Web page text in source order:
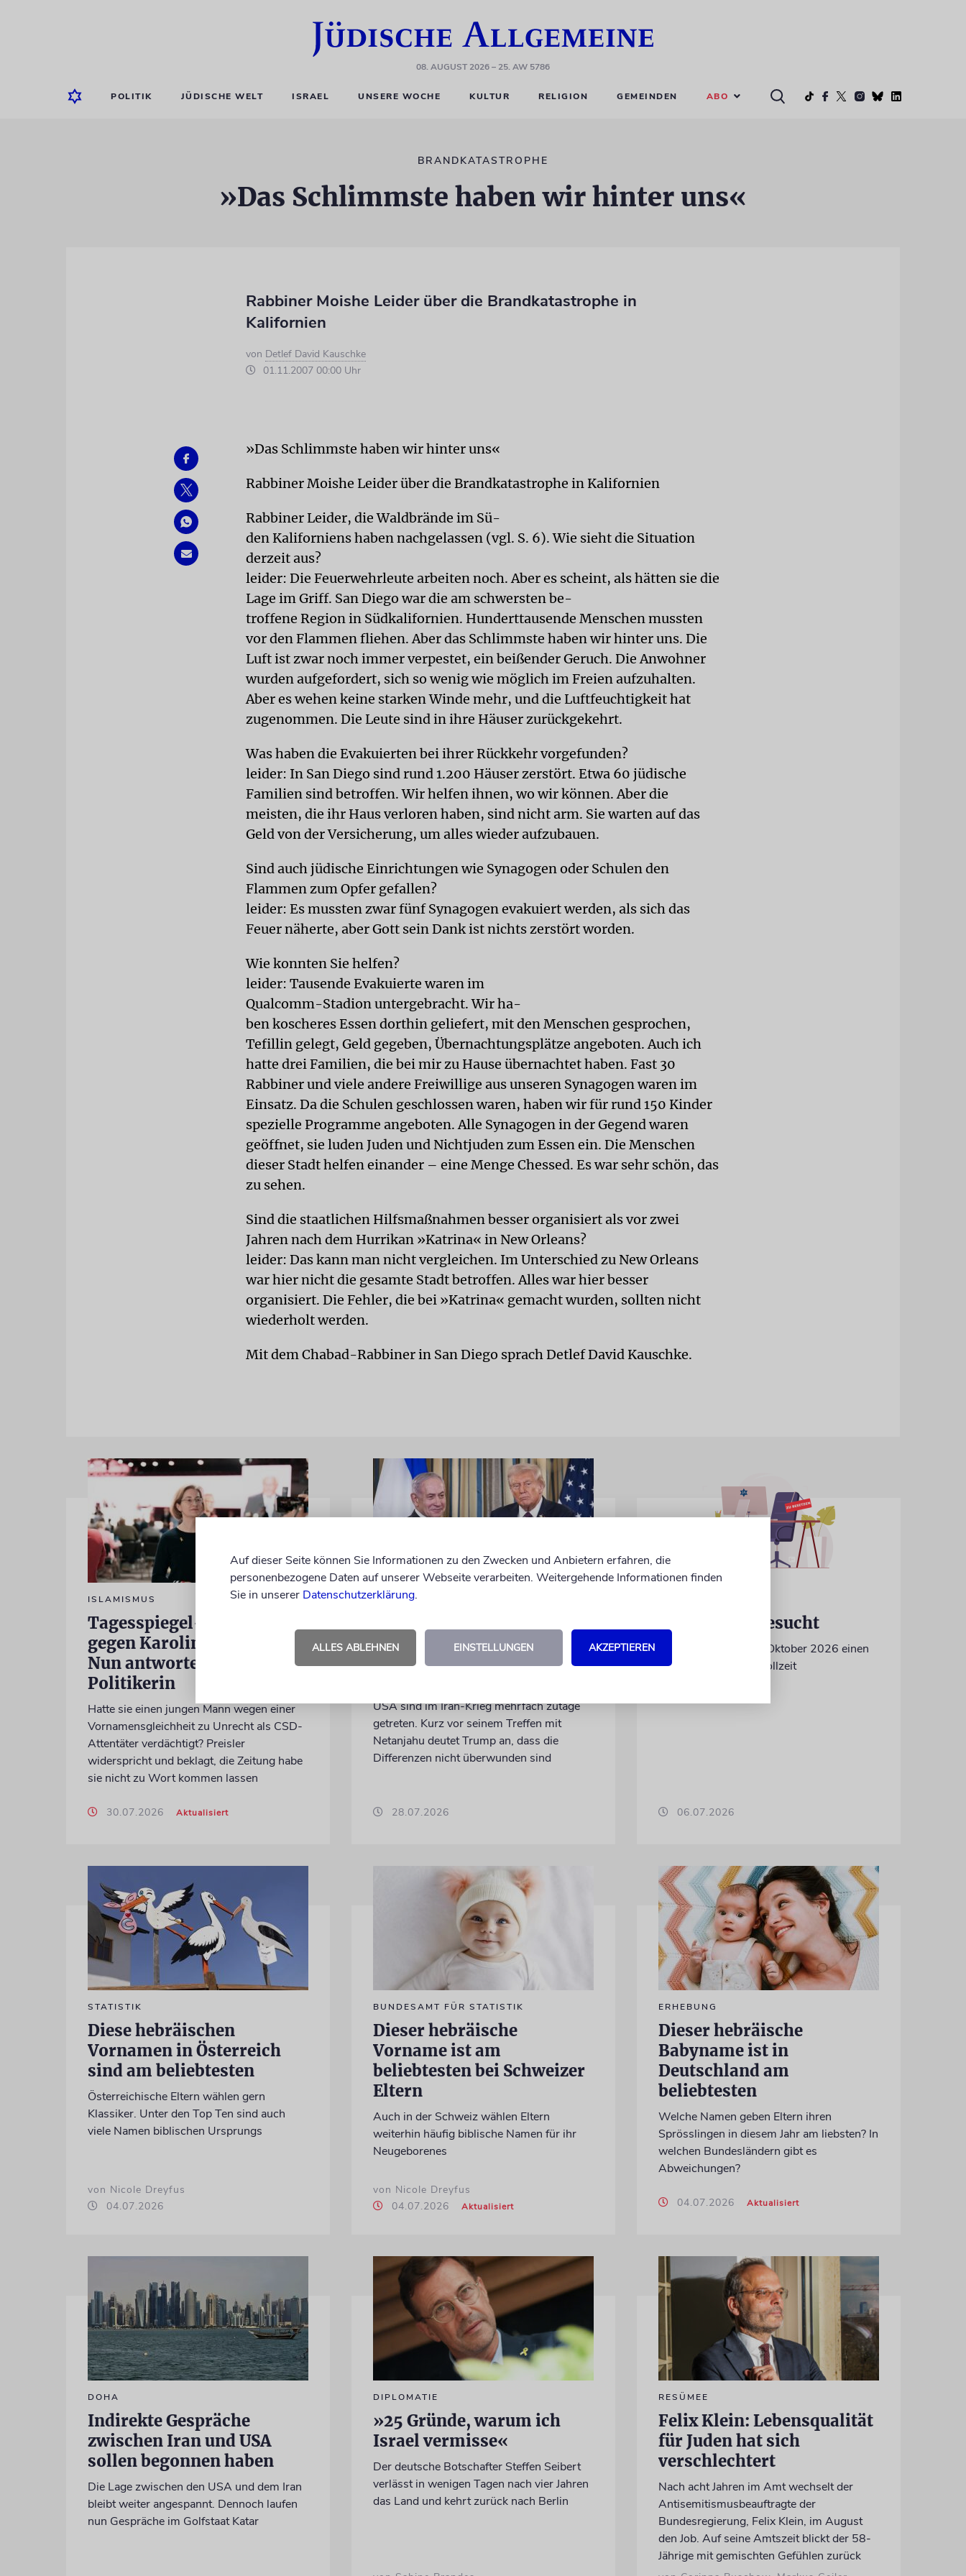
08. AUGUST 2026– 25. AW 5786
POLITIK JÜDISCHE WELT ISRAEL UNSERE WOCHE KULTUR RELIGION GEMEINDEN ABO
BRANDKATASTROPHE
»Das Schlimmste haben wir hinter uns«
Rabbiner Moishe Leider über die Brandkatastrophe in
Kalifornien
von Detlef David Kauschke
01.11.2007 00:00 Uhr
»Das Schlimmste haben wir hinter uns«
Rabbiner Moishe Leider über die Brandkatastrophe in Kalifornien
Rabbiner Leider, die Waldbrände im Sü-
den Kaliforniens haben nachgelassen (vgl. S. 6). Wie sieht die Situation
derzeit aus?
leider: Die Feuerwehrleute arbeiten noch. Aber es scheint, als hätten sie die
Lage im Griff. San Diego war die am schwersten be-
troffene Region in Südkalifornien. Hunderttausende Menschen mussten
vor den Flammen fliehen. Aber das Schlimmste haben wir hinter uns. Die
Luft ist zwar noch immer verpestet, ein beißender Geruch. Die Anwohner
wurden aufgefordert, sich so wenig wie möglich im Freien aufzuhalten.
Aber es wehen keine starken Winde mehr, und die Luftfeuchtigkeit hat
zugenommen. Die Leute sind in ihre Häuser zurückgekehrt.
Was haben die Evakuierten bei ihrer Rückkehr vorgefunden?
leider: In San Diego sind rund 1.200 Häuser zerstört. Etwa 60 jüdische
Familien sind betroffen. Wir helfen ihnen, wo wir können. Aber die
meisten, die ihr Haus verloren haben, sind nicht arm. Sie warten auf das
Geld von der Versicherung, um alles wieder aufzubauen.
Sind auch jüdische Einrichtungen wie Synagogen oder Schulen den
Flammen zum Opfer gefallen?
leider: Es mussten zwar fünf Synagogen evakuiert werden, als sich das
Feuer näherte, aber Gott sein Dank ist nichts zerstört worden.
Wie konnten Sie helfen?
leider: Tausende Evakuierte waren im
Qualcomm-Stadion untergebracht. Wir ha-
ben koscheres Essen dorthin geliefert, mit den Menschen gesprochen,
Tefillin gelegt, Geld gegeben, Übernachtungsplätze angeboten. Auch ich
hatte drei Familien, die bei mir zu Hause übernachtet haben. Fast 30
Rabbiner und viele andere Freiwillige aus unseren Synagogen waren im
Einsatz. Da die Schulen geschlossen waren, haben wir für rund 150 Kinder
spezielle Programme angeboten. Alle Synagogen in der Gegend waren
geöffnet, sie luden Juden und Nichtjuden zum Essen ein. Die Menschen
dieser Stadt helfen einander – eine Menge Chessed. Es war sehr schön, das
zu sehen.
Sind die staatlichen Hilfsmaßnahmen besser organisiert als vor zwei
Jahren nach dem Hurrikan »Katrina« in New Orleans?
leider: Das kann man nicht vergleichen. Im Unterschied zu New Orleans
war hier nicht die gesamte Stadt betroffen. Alles war hier besser
organisiert. Die Fehler, die bei »Katrina« gemacht wurden, sollten nicht
wiederholt werden.
Mit dem Chabad-Rabbiner in San Diego sprach Detlef David Kauschke.
ISLAMISMUS
Tagesspiegel-Vorwürfe
gegen Karoline Preisler:
Nun antwortet die FDP-
Politikerin
Hatte sie einen jungen Mann wegen einer
Vornamensgleichheit zu Unrecht als CSD-
Attentäter verdächtigt? Preisler
widerspricht und beklagt, die Zeitung habe
sie nicht zu Wort kommen lassen
30.07.2026 Aktualisiert
WASHINGTON D.C.
dass USA im Iran involviert
bleiben
USA sind im Iran-Krieg mehrfach zutage
getreten. Kurz vor seinem Treffen mit
Netanjahu deutet Trump an, dass die
Differenzen nicht überwunden sind
28.07.2026
Volontär/in gesucht
Wir suchen zum 15. Oktober 2026 einen
Volontär (m/w/d) in Vollzeit
06.07.2026
STATISTIK
Diese hebräischen
Vornamen in Österreich
sind am beliebtesten
Österreichische Eltern wählen gern
Klassiker. Unter den Top Ten sind auch
viele Namen biblischen Ursprungs
von Nicole Dreyfus
04.07.2026
BUNDESAMT FÜR STATISTIK
Dieser hebräische
Vorname ist am
beliebtesten bei Schweizer
Eltern
Auch in der Schweiz wählen Eltern
weiterhin häufig biblische Namen für ihr
Neugeborenes
von Nicole Dreyfus
04.07.2026
Aktualisiert
ERHEBUNG
Dieser hebräische
Babyname ist in
Deutschland am
beliebtesten
Welche Namen geben Eltern ihren
Sprösslingen in diesem Jahr am liebsten? In
welchen Bundesländern gibt es
Abweichungen?
04.07.2026 Aktualisiert
DOHA
Indirekte Gespräche
zwischen Iran und USA
sollen begonnen haben
Die Lage zwischen den USA und dem Iran
bleibt weiter angespannt. Dennoch laufen
nun Gespräche im Golfstaat Katar
DIPLOMATIE
»25 Gründe, warum ich
Israel vermisse«
Der deutsche Botschafter Steffen Seibert
verlässt in wenigen Tagen nach vier Jahren
das Land und kehrt zurück nach Berlin
RESÜMEE
Felix Klein: Lebensqualität
für Juden hat sich
verschlechtert
Nach acht Jahren im Amt wechselt der
Antisemitismusbeauftragte der
Bundesregierung, Felix Klein, im August
den Job. Auf seine Amtszeit blickt der 58-
Jährige mit gemischten Gefühlen zurück
Auf dieser Seite können Sie Informationen zu den Zwecken und Anbietern erfahren, die
personenbezogene Daten auf unserer Webseite verarbeiten. Weitergehende Informationen finden
Sie in unserer Datenschutzerklärung.
ALLES ABLEHNEN EINSTELLUNGEN AKZEPTIEREN